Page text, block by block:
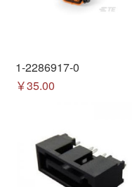
1-2286917-0
￥35.00